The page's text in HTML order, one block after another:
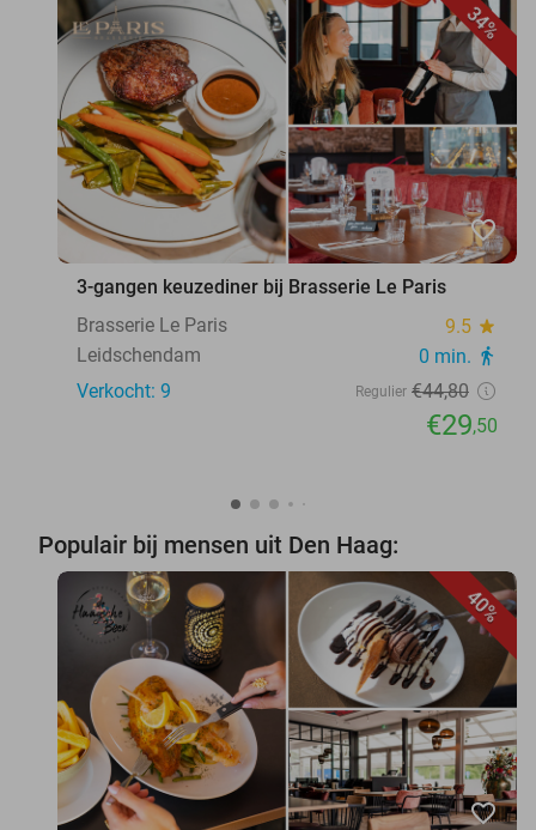
34%
favorite_border
3-gangen keuzediner bij Brasserie Le Paris
Brasserie Le Paris
9.5 star
Leidschendam 0 min. directions_walk
Verkocht: 9 Regulier €44,80
€29,50
Populair bij mensen uit Den Haag:
40%
favorite_border